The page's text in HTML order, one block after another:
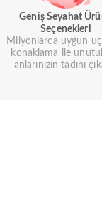
Geniş Seyahat
Seçenekleri
Milyonlarca uygun
konaklama ile
anlarınızın tadını